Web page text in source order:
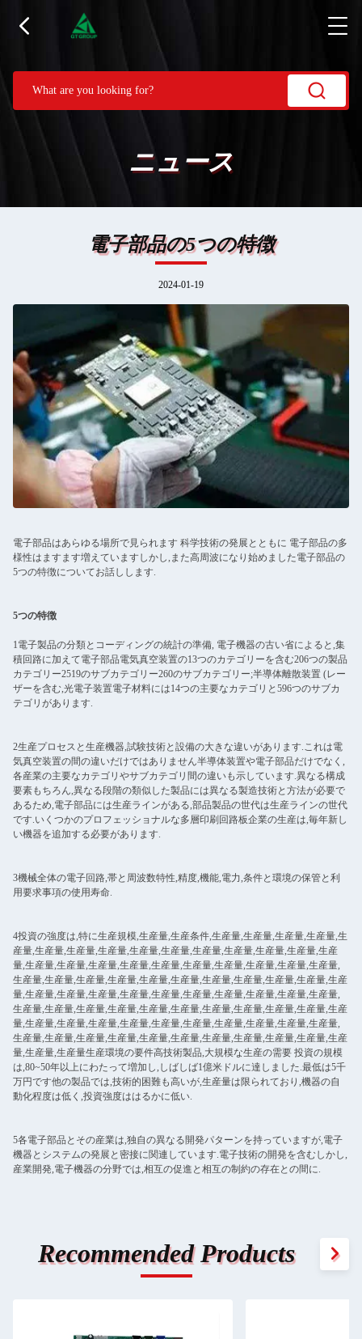
ニュース
電子部品の5つの特徴
2024-01-19
電子部品はあらゆる場所で見られます 科学技術の発展とともに 電子部品の多
様性はますます増えていますしかし,また高周波になり始めました電子部品の
5つの特徴についてお話しします.
5つの特徴
1電子製品の分類とコーディングの統計の準備, 電子機器の古い省によると,集
積回路に加えて電子部品電気真空装置の13つのカテゴリーを含む206つの製品
カテゴリー2519のサブカテゴリー260のサブカテゴリー;半導体離散装置 (レー
ザーを含む,光電子装置電子材料には14つの主要なカテゴリと596つのサブカ
テゴリがあります.
2生産プロセスと生産機器,試験技術と設備の大きな違いがあります.これは電
気真空装置の間の違いだけではありません半導体装置や電子部品だけでなく,
各産業の主要なカテゴリやサブカテゴリ間の違いも示しています.異なる構成
要素もちろん,異なる段階の類似した製品には異なる製造技術と方法が必要で
あるため,電子部品には生産ラインがある,部品製品の世代は生産ラインの世代
です.いくつかのプロフェッショナルな多層印刷回路板企業の生産は,毎年新し
い機器を追加する必要があります.
3機械全体の電子回路,帯と周波数特性,精度,機能,電力,条件と環境の保管と利
用要求事項の使用寿命.
4投資の強度は,特に生産規模,生産量,生産条件,生産量,生産量,生産量,生産量,生
産量,生産量,生産量,生産量,生産量,生産量,生産量,生産量,生産量,生産量,生産
量,生産量,生産量,生産量,生産量,生産量,生産量,生産量,生産量,生産量,生産量,
生産量,生産量,生産量,生産量,生産量,生産量,生産量,生産量,生産量,生産量,生産
量,生産量,生産量,生産量,生産量,生産量,生産量,生産量,生産量,生産量,生産量,
生産量,生産量,生産量,生産量,生産量,生産量,生産量,生産量,生産量,生産量,生産
量,生産量,生産量,生産量,生産量,生産量,生産量,生産量,生産量,生産量,生産量,
生産量,生産量,生産量,生産量,生産量,生産量,生産量,生産量,生産量,生産量,生産
量,生産量,生産量生産環境の要件高技術製品,大規模な生産の需要 投資の規模
は,80~50年以上にわたって増加し,しばしば1億米ドルに達しました.最低は5千
万円です他の製品では,技術的困難も高いが,生産量は限られており,機器の自
動化程度は低く,投資強度ははるかに低い.
5各電子部品とその産業は,独自の異なる開発パターンを持っていますが,電子
機器とシステムの発展と密接に関連しています.電子技術の開発を含むしかし,
産業開発,電子機器の分野では,相互の促進と相互の制約の存在との間に.
Recommended Products